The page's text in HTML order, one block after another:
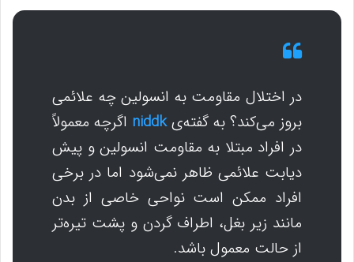
در اختلال مقاومت به انسولین چه علائمی
بروز می‌کند؟ به گفته‌یniddk اگرچه معمولاً
در افراد مبتلا به مقاومت انسولین و پیش
دیابت علائمی ظاهر نمی‌شود اما در برخی
افراد ممکن است نواحی خاصی از بدن
مانند زیر بغل، اطراف گردن و پشت تیره‌تر
از حالت معمول باشد.